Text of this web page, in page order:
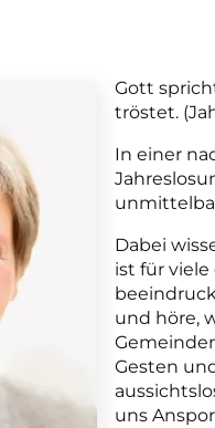
Gott
tröstet.
In einer
Dabei
ist für
und höre,
Gesten
uns